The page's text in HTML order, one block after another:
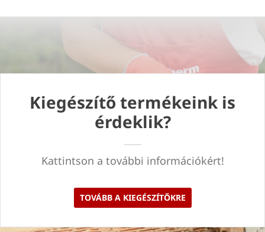
Kiegészítő termékeink is
érdeklik?
Kattintson a további információkért!
TOVÁBB A KIEGÉSZÍTŐKRE